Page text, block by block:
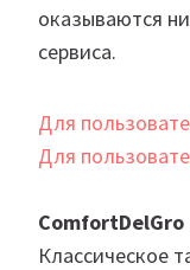
оказываются
сервиса.
Для
Для
ComfortDelGro
Классическое